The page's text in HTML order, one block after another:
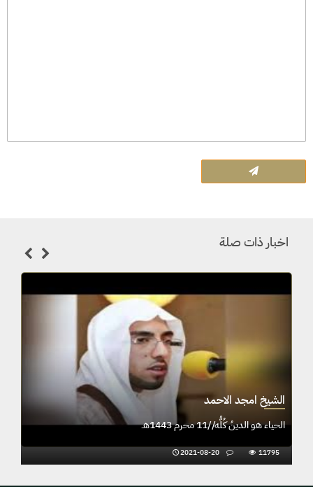
اخبار ذات صلة
الشيخ امجد الاحمد
الحياء هو الدينُ كُلُّه//11 محرم 1443هـ
2021-08-20 11795